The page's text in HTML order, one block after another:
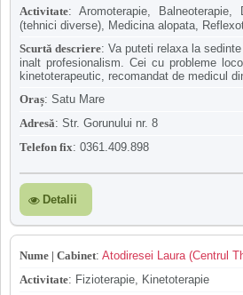
Activitate: Aromoterapie,
(tehnici diverse), Medicina alopata,
Scurtă descriere: Va puteti relaxa la
inalt profesionalism. Cei cu probleme
kinetoterapeutic, recomandat de medicul
Oraș: Satu Mare
Adresă: Str. Gorunului nr. 8
Telefon fix: 0361.409.898
Detalii
Nume | Cabinet: Atodiresei Laura (Centrul
Activitate: Fizioterapie, Kinetoterapie